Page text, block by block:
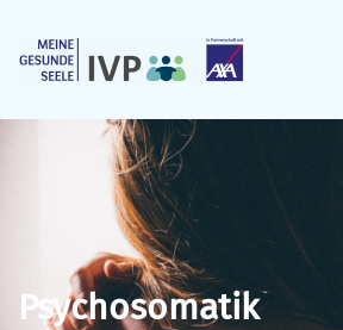
Psychosomatik